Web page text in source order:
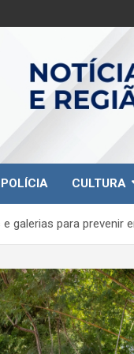
POLÍCIA CULTURA
galerias para prevenir